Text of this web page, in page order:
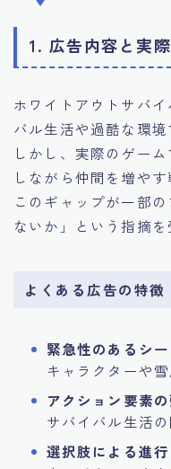
1. 広告内容と実
ホワイトアウトサバ
バル生活や過酷な環境
しかし、実際のゲー
しながら仲間を増や
このギャップが一部
ないか」という指摘を
よくある広告の特徴
緊急性のあるシー
キャラクターや
アクション要素
サバイバル生活の
選択肢による進行